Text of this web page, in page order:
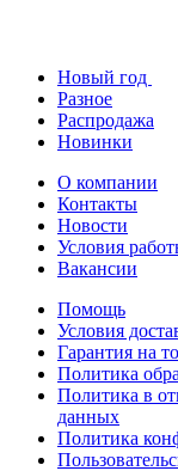
Новый год
Разное
Распродажа
Новинки
О компании
Контакты
Новости
Условия
Вакансии
Помощь
Условия
Гарантия на
Политика
Политика в
данных
Политика